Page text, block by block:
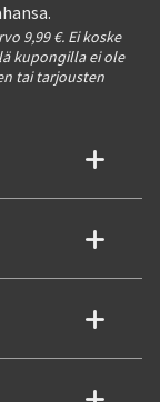
9,99 €. Ei koske
kupongilla ei ole
tai tarjousten